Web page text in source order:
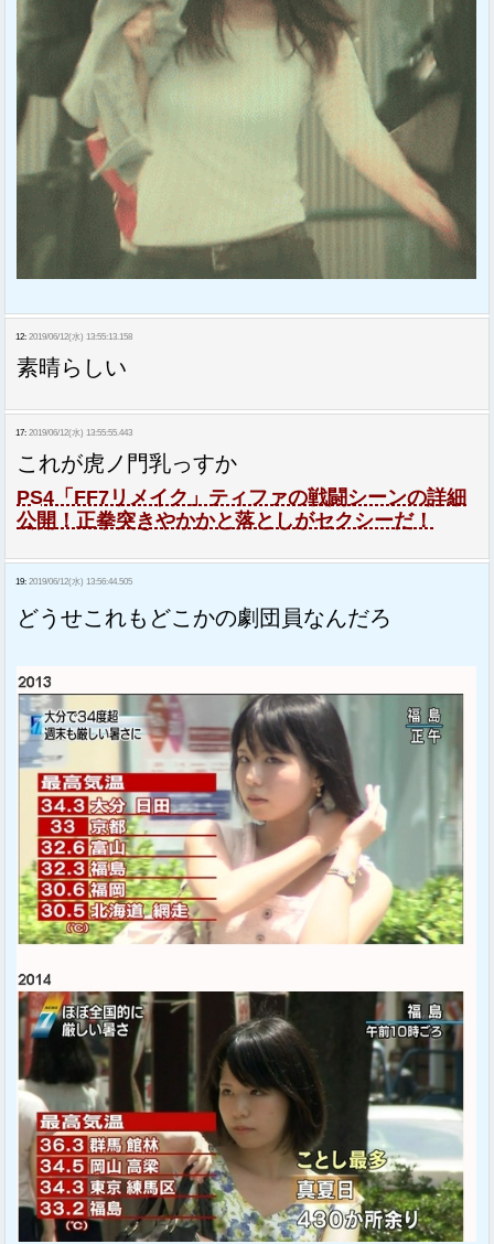
12: 2019/06/12(水) 13:55:13.158
素晴らしい
17: 2019/06/12(水) 13:55:55.443
これが虎ノ門乳っすか
PS4「FF7リメイク」ティファの戦闘シーンの詳細
公開！正拳突きやかかと落としがセクシーだ！
19: 2019/06/12(水) 13:56:44.505
どうせこれもどこかの劇団員なんだろ